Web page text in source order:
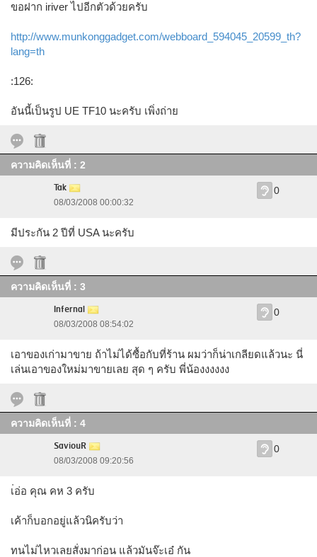
ขอฝาก iriver ไปอีกตัวด้วยครับ
http://www.munkonggadget.com/webboard_594045_20599_th?
lang=th
:126:
อันนี้เป็นรูป UE TF10 นะครับ เพิ่งถ่าย
ความคิดเห็นที่ : 2
Tak
08/03/2008 00:00:32
0
มีประกัน 2 ปีที่ USA นะครับ
ความคิดเห็นที่ : 3
Infernal
08/03/2008 08:54:02
0
เอาของเก่ามาขาย ถ้าไม่ได้ซื้อกับที่ร้าน ผมว่าก็น่าเกลียดแล้วนะ นี่
เล่นเอาของใหม่มาขายเลย สุด ๆ ครับ พี่น้องงงงงง
ความคิดเห็นที่ : 4
SaviouR
08/03/2008 09:20:56
0
เ่อ่อ คุณ คห 3 ครับ
เค้าก็บอกอยู่แล้วนิครับว่า
ทนไม่ไหวเลยสั่งมาก่อน แล้วมันจ๊ะเอ๋ กัน